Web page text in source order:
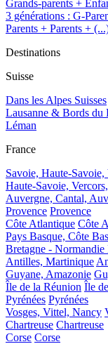
Grands-parents +
3 générations : G-
Parents + Parents +
Destinations
Suisse
Dans les Alpes Suisses
Lausanne & Bords du
Léman
France
Savoie, Haute-
Haute-Savoie,
Auvergne, Cantal,
Provence Provence
Côte Atlantique Côte
Pays Basque, Côte
Bretagne - Normandie
Antilles, Martinique
Guyane, Amazonie
Île de la Réunion Île
Pyrénées Pyrénées
Vosges, Vittel, Nancy
Chartreuse Chartreuse
Corse Corse